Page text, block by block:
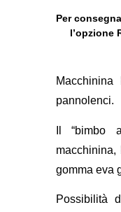
Per
l’opzione
pannolenci.
Il “bimbo
gomma eva
Possibilità